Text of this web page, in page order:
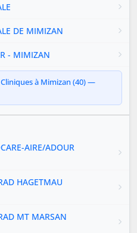
DE MIMIZAN
- MIMIZAN
à Mimizan (40) —
AIRE/ADOUR
HAGETMAU
MT MARSAN